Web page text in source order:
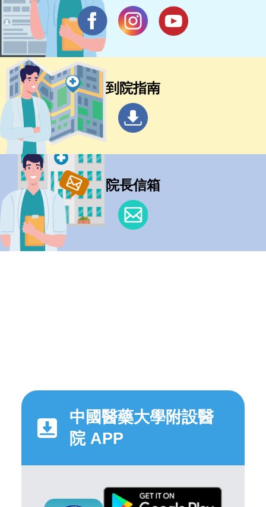
到院指南
院長信箱
中國醫藥大學附設醫
院 APP